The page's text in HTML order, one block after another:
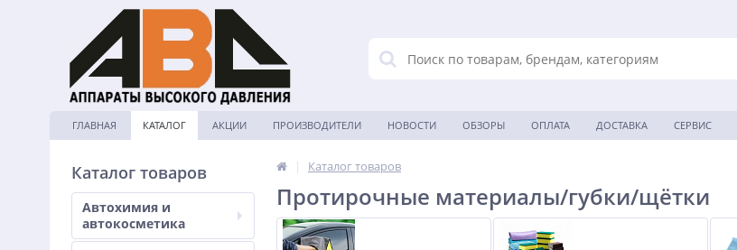
ГЛАВНАЯ КАТАЛОГ АКЦИИ ПРОИЗВОДИТЕЛИ НОВОСТИ ОБЗОРЫ ОПЛАТА ДОСТАВКА СЕРВИС
Каталог товаров
Автохимия и
автокосметика
| Каталог товаров
Протирочные материалы/губки/щётки